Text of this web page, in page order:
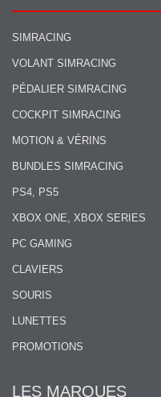
SIMRACING
VOLANT SIMRACING
PÉDALIER SIMRACING
COCKPIT SIMRACING
MOTION & VÉRINS
BUNDLES SIMRACING
PS4, PS5
XBOX ONE, XBOX SERIES
PC GAMING
CLAVIERS
SOURIS
LUNETTES
PROMOTIONS
LES MARQUES